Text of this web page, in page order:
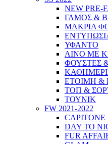
NEW PRE-
ΓΑΜΟΣ &
ΜΑΚΡΙΑ
ΥΦΑΝΤΟ
ΛΙΝΟ ΜΕ
ΦΟΥΣΤΕΣ
ΕΤΟΙΜΗ
ΤΟΠ &
ΤΟΥΝΙΚ
FW 2021-2022
CAPITONE
DAY TO
FUR